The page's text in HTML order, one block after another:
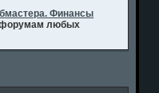
Финансы
форумам любых